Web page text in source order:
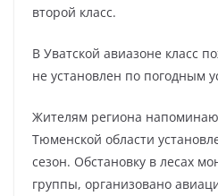
второй класс.
В Уватской авиазоне класс
не установлен по погодным
Жителям региона
Тюменской области
сезон. Обстановку в лесах
группы, организовано